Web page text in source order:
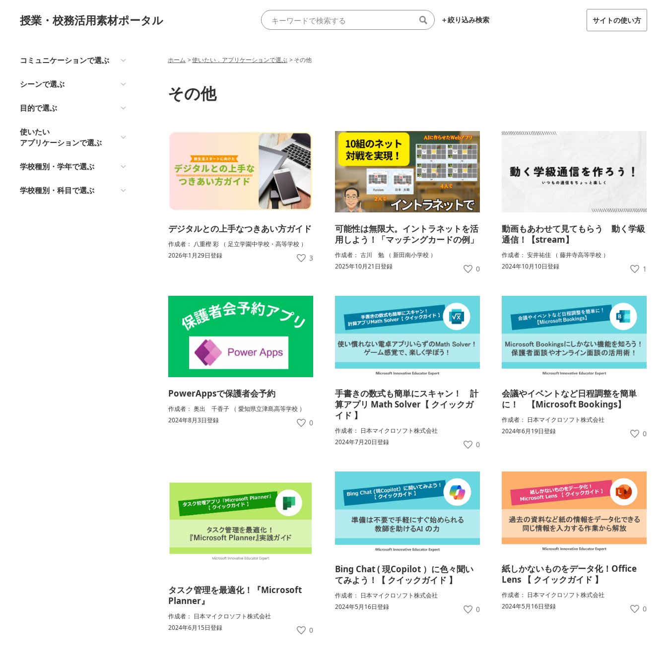
授業・校務活用素材ポータル ＋絞り込み検索 サイトの使い方
コミュニケーションで選ぶ
シーンで選ぶ
目的で選ぶ
使いたい
アプリケーションで選ぶ
学校種別・学年で選ぶ
学校種別・科目で選ぶ
ホーム >使いたい．アプリケーションで選ぶ > その他
その他
デジタルとの上手なつきあい方ガイド
作成者： 八重樫 彩 （ 足立学園中学校・高等学校 ）
2026年1月29日登録
3
可能性は無限大。イントラネットを活
用しよう！「マッチングカードの例」
作成者： 古川 勉 （ 新田南小学校 ）
2025年10月21日登録
0
動画もあわせて見てもらう 動く学級
通信！【stream】
作成者： 安井祐佳 （ 藤井寺高等学校 ）
2024年10月10日登録
1
PowerAppsで保護者会予約
作成者： 奥出 千香子 （ 愛知県立津島高等学校 ）
2024年8月3日登録
0
手書きの数式も簡単にスキャン！ 計
算アプリ Math Solver【 クイックガ
イド 】
作成者： 日本マイクロソフト株式会社
2024年7月20日登録
0
会議やイベントなど日程調整を簡単
に！ 【Microsoft Bookings】
作成者： 日本マイクロソフト株式会社
2024年6月19日登録
0
タスク管理を最適化！『Microsoft
Planner』
作成者： 日本マイクロソフト株式会社
2024年6月15日登録
0
Bing Chat ( 現Copilot ）に色々聞い
てみよう！【 クイックガイド 】
作成者： 日本マイクロソフト株式会社
2024年5月16日登録
0
紙しかないものをデータ化！Office
Lens 【 クイックガイド 】
作成者： 日本マイクロソフト株式会社
2024年5月16日登録
0